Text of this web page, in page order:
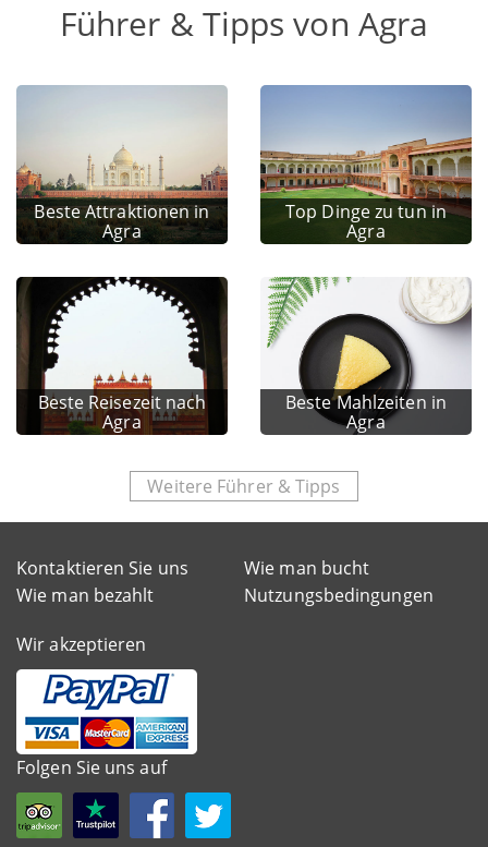
Führer & Tipps von Agra
Beste Attraktionen in
Agra
Top Dinge zu tun in
Agra
Beste Reisezeit nach
Agra
Beste Mahlzeiten in
Agra
Weitere Führer & Tipps
Kontaktieren Sie uns
Wie man bucht
Wie man bezahlt
Nutzungsbedingungen
Wir akzeptieren
Folgen Sie uns auf